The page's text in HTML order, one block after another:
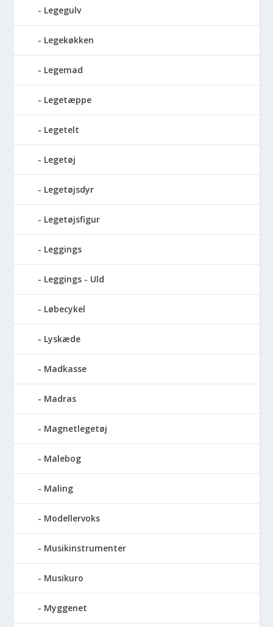
Legegulv
Legekøkken
Legemad
Legetæppe
Legetelt
Legetøj
Legetøjsdyr
Legetøjsfigur
Leggings
Leggings - Uld
Løbecykel
Lyskæde
Madkasse
Madras
Magnetlegetøj
Malebog
Maling
Modellervoks
Musikinstrumenter
Musikuro
Myggenet